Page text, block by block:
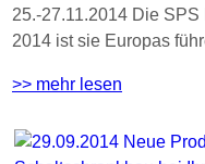
25.-27.11.2014 Die
2014 ist sie Europas
>> mehr lesen